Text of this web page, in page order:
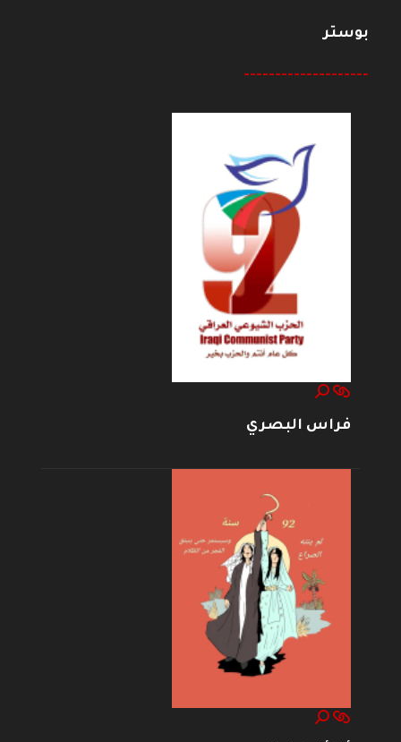
بوستر
--------------------
فراس البصري